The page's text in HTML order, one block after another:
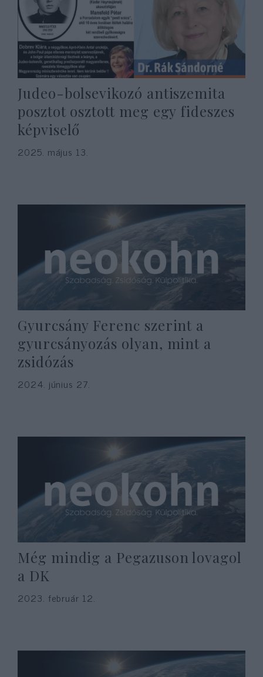
Judeo-bolsevikozó antiszemita
posztot osztott meg egy fideszes
képviselő
2025. május 13.
Gyurcsány Ferenc szerint a
gyurcsányozás olyan, mint a
zsidózás
2024. június 27.
Még mindig a Pegazuson lovagol
a DK
2023. február 12.